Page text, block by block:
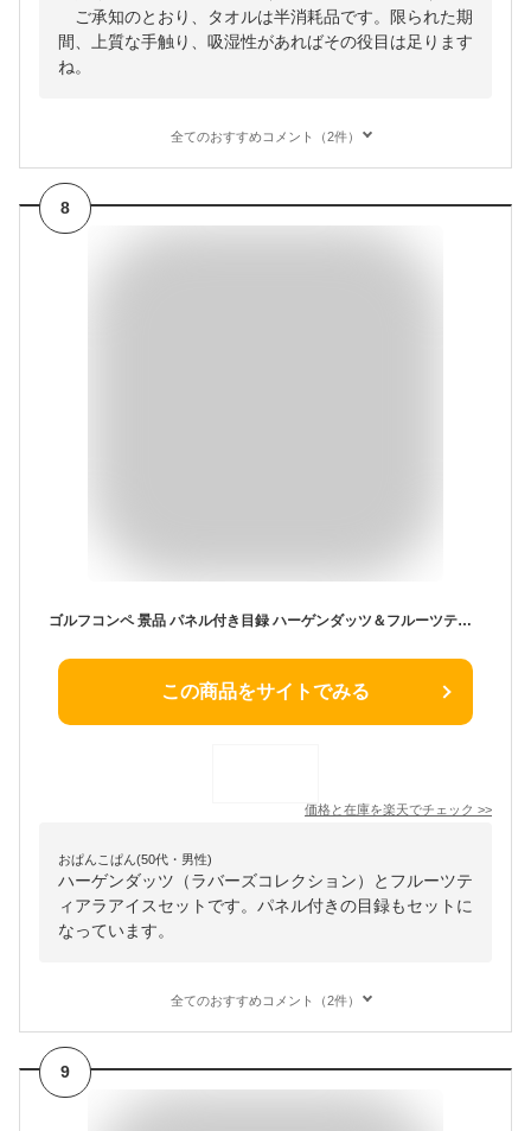
ご承知のとおり、タオルは半消耗品です。限られた期
間、上質な手触り、吸湿性があればその役目は足ります
ね。
全てのおすすめコメント（2件）
8
ゴルフコンペ 景品 パネル付き目録 ハーゲンダッツ＆フルーツティアラアイスセット [S8][ゴルフコンペ景品 ゴルフコンペ 景品 賞品 コンペ賞品][忘年会 景品 ビンゴ 結婚式 二次会 運動会 イベント パーティ]
この商品をサイトでみる
価格と在庫を楽天でチェック >>
おぱんこぱん(50代・男性)
ハーゲンダッツ（ラバーズコレクション）とフルーツテ
ィアラアイスセットです。パネル付きの目録もセットに
なっています。
全てのおすすめコメント（2件）
9